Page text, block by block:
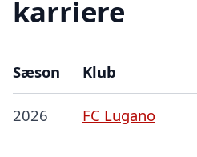
karriere
Sæson Klub
2026 FC Lugano